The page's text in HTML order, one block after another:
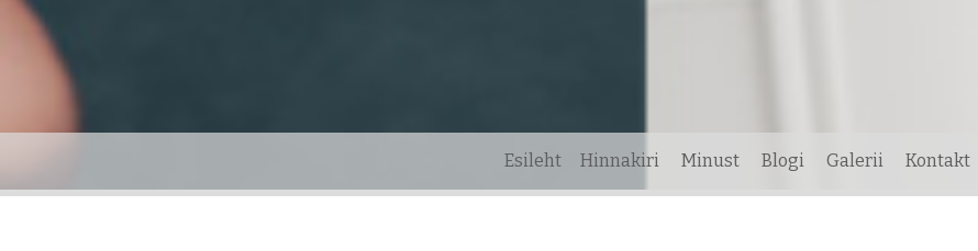
Esileht Hinnakiri Minust Blogi Galerii Kontakt